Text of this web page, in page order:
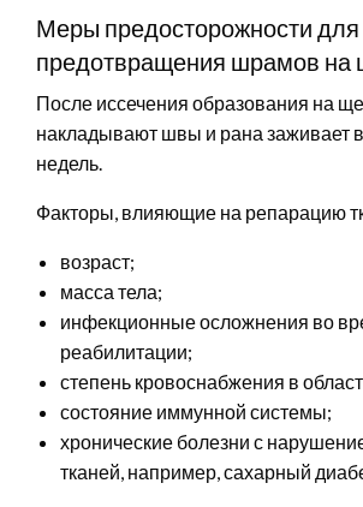
Меры предосторожности для
предотвращения шрамов на
После иссечения образования на
накладывают швы и рана заживает
недель.
Факторы, влияющие на репарацию
возраст;
масса тела;
инфекционные осложнения во
реабилитации;
степень кровоснабжения в
состояние иммунной системы;
хронические болезни с
тканей, например, сахарный